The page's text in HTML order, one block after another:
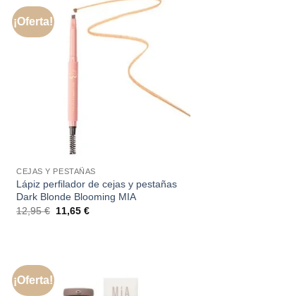
¡Oferta!
CEJAS Y PESTAÑAS
Lápiz perfilador de cejas y pestañas
Dark Blonde Blooming MIA
12,95€ El
11,65€El
¡Oferta!